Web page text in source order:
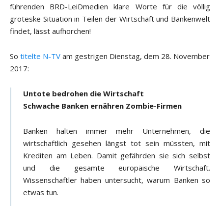
führenden BRD-LeiDmedien klare Worte für die völlig
groteske Situation in Teilen der Wirtschaft und Bankenwelt
findet, lässt aufhorchen!
So titelte N-TV am gestrigen Dienstag, dem 28. November
2017:
Untote bedrohen die Wirtschaft
Schwache Banken ernähren Zombie-Firmen
Banken halten immer mehr Unternehmen, die
wirtschaftlich gesehen längst tot sein müssten, mit
Krediten am Leben. Damit gefährden sie sich selbst
und die gesamte europäische Wirtschaft.
Wissenschaftler haben untersucht, warum Banken so
etwas tun.